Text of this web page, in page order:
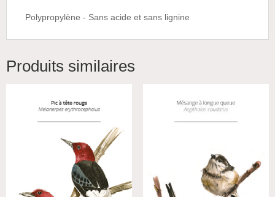
Polypropylène - Sans acide et sans lignine
Produits similaires